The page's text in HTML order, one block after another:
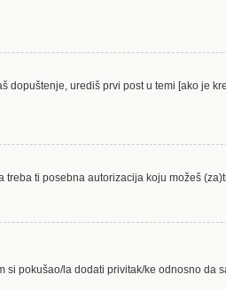
urediš prvi post u temi [ako je
ti posebna autorizacija koju možeš
pokušao/la dodati privitak/ke odnosno da